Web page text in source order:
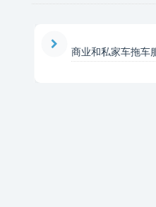
商业和私家车拖车